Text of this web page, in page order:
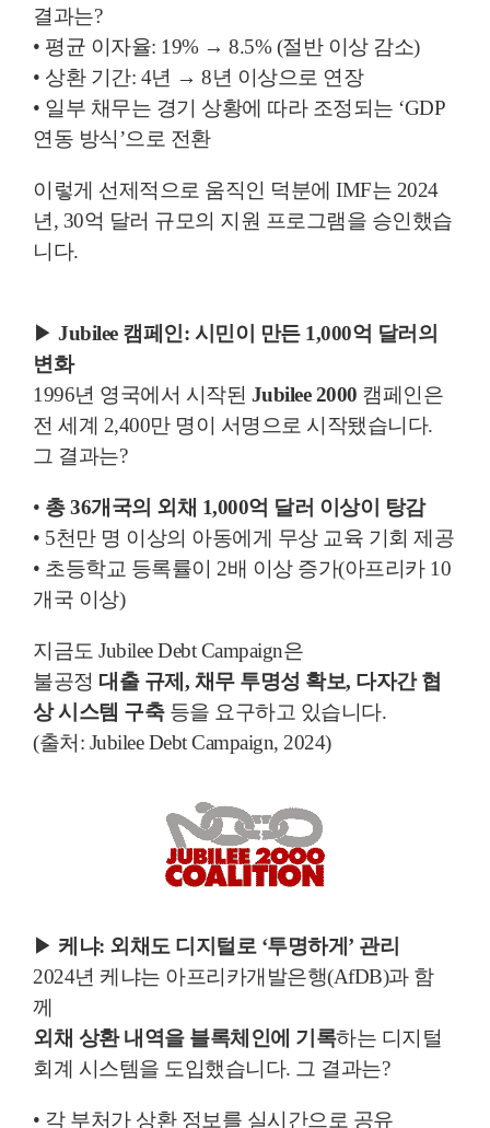
결과는?
• 평균 이자율: 19% → 8.5% (절반 이상 감소)
• 상환 기간: 4년 → 8년 이상으로 연장
• 일부 채무는 경기 상황에 따라 조정되는 ‘GDP
연동 방식’으로 전환
이렇게 선제적으로 움직인 덕분에 IMF는 2024
년, 30억 달러 규모의 지원 프로그램을 승인했습
니다.
▶ Jubilee 캠페인: 시민이 만든 1,000억 달러의
변화
1996년 영국에서 시작된 Jubilee 2000 캠페인은
전 세계 2,400만 명이 서명으로 시작됐습니다.
그 결과는?
• 총 36개국의 외채 1,000억 달러 이상이 탕감
• 5천만 명 이상의 아동에게 무상 교육 기회 제공
• 초등학교 등록률이 2배 이상 증가(아프리카 10
개국 이상)
지금도 Jubilee Debt Campaign은
불공정 대출 규제, 채무 투명성 확보, 다자간 협
상 시스템 구축등을 요구하고 있습니다.
(출처: Jubilee Debt Campaign, 2024)
▶ 케냐: 외채도 디지털로 ‘투명하게’ 관리
2024년 케냐는 아프리카개발은행(AfDB)과 함
께
외채 상환 내역을 블록체인에 기록하는 디지털
회계 시스템을 도입했습니다. 그 결과는?
• 각 부처가 상환 정보를 실시간으로 공유